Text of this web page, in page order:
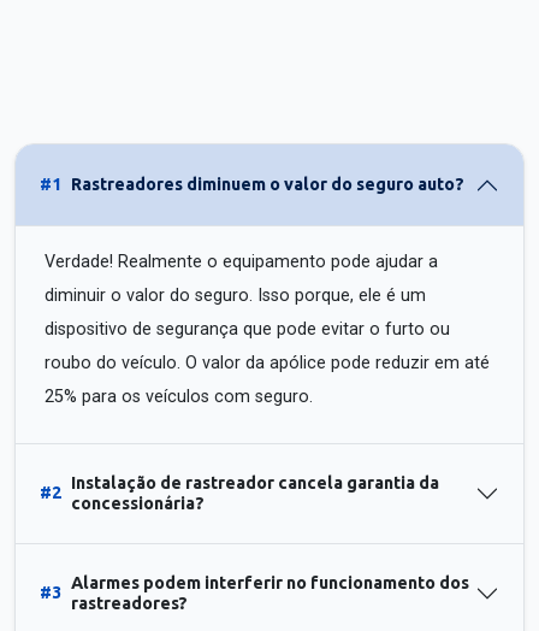
#1 Rastreadores diminuem o valor do seguro auto?
Verdade! Realmente o equipamento pode ajudar a
diminuir o valor do seguro. Isso porque, ele é um
dispositivo de segurança que pode evitar o furto ou
roubo do veículo. O valor da apólice pode reduzir em até
25% para os veículos com seguro.
#2
Instalação de rastreador cancela garantia da
concessionária?
#3
Alarmes podem interferir no funcionamento dos
rastreadores?